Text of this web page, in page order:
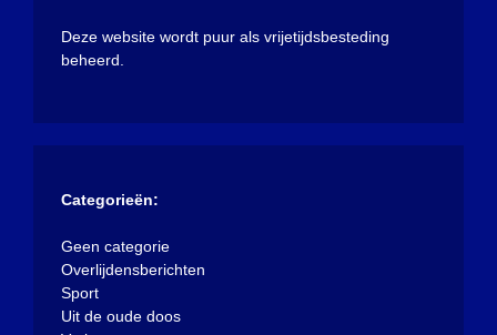
Deze website wordt puur als vrijetijdsbesteding
beheerd.
Categorieën:
Geen categorie
Overlijdensberichten
Sport
Uit de oude doos